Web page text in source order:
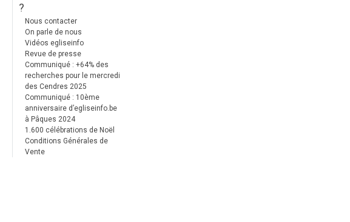
?
Nous contacter
On parle de nous
Vidéos egliseinfo
Revue de presse
Communiqué : +64% des
recherches pour le mercredi
des Cendres 2025
Communiqué : 10ème
anniversaire d’egliseinfo.be
à Pâques 2024
1.600 célébrations de Noël
Conditions Générales de
Vente